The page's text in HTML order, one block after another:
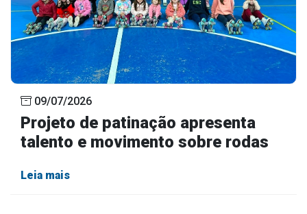
09/07/2026
Projeto de patinação apresenta
talento e movimento sobre rodas
Leia mais